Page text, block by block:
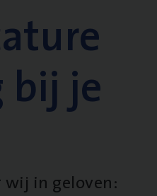
je
wij in geloven: